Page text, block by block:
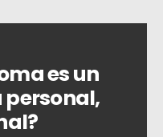
es un
personal,